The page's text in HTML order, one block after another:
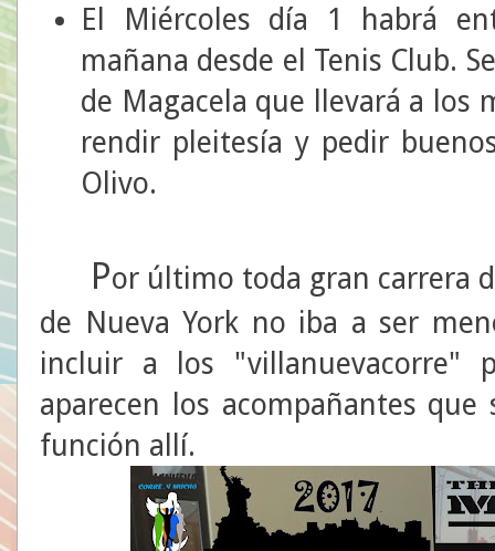
El Miércoles día 1 habrá
mañana desde el Tenis Club.
de Magacela que llevará a los
rendir pleitesía y pedir
Olivo.
Por último toda gran carrera
de Nueva York no iba a ser
incluir a los "villanuevacorre"
aparecen los acompañantes
función allí.